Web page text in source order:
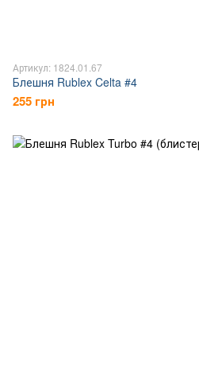
Артикул: 1824.01.67
Блешня Rublex Celta #4
255 грн